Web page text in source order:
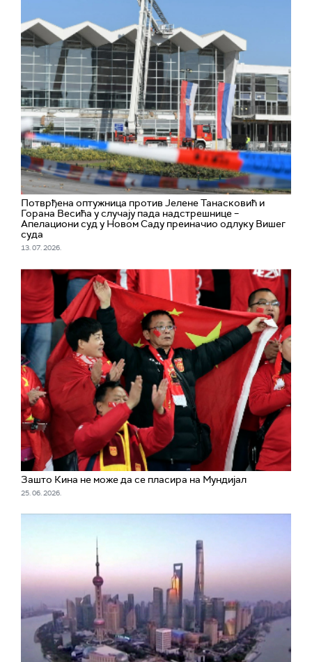
Потврђена оптужница против Јелене Танасковић и
Горана Весића у случају пада надстрешнице –
Апелациони суд у Новом Саду преиначио одлуку Вишег
суда
13. 07. 2026.
Зашто Кина не може да се пласира на Мундијал
25. 06. 2026.